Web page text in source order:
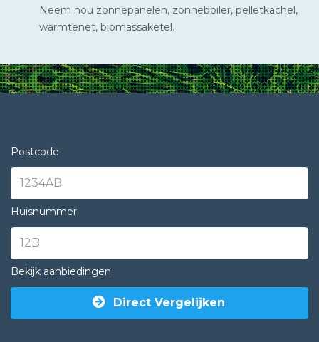
Neem nou zonnepanelen, zonneboiler, pelletkachel,
warmtenet, biomassaketel.
Postcode
Huisnummer
Bekijk aanbiedingen
Direct Vergelijken